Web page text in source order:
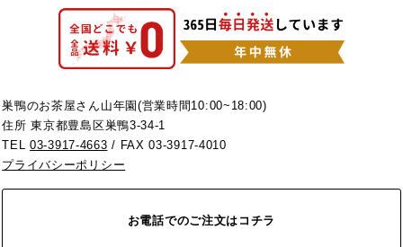
巣鴨のお茶屋さん山年園(営業時間10:00~18:00)
住所 東京都豊島区巣鴨3-34-1
TEL03-3917-4663 / FAX 03-3917-4010
プライバシーポリシー
お電話でのご注文はコチラ